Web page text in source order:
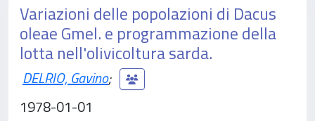
Variazioni delle popolazioni di Dacus
oleae Gmel. e programmazione della
lotta nell'olivicoltura sarda.
DELRIO, Gavino;
1978-01-01